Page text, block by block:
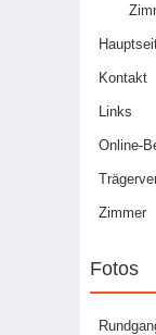
Kontakt
Links
Online-
Zimmer
Fotos